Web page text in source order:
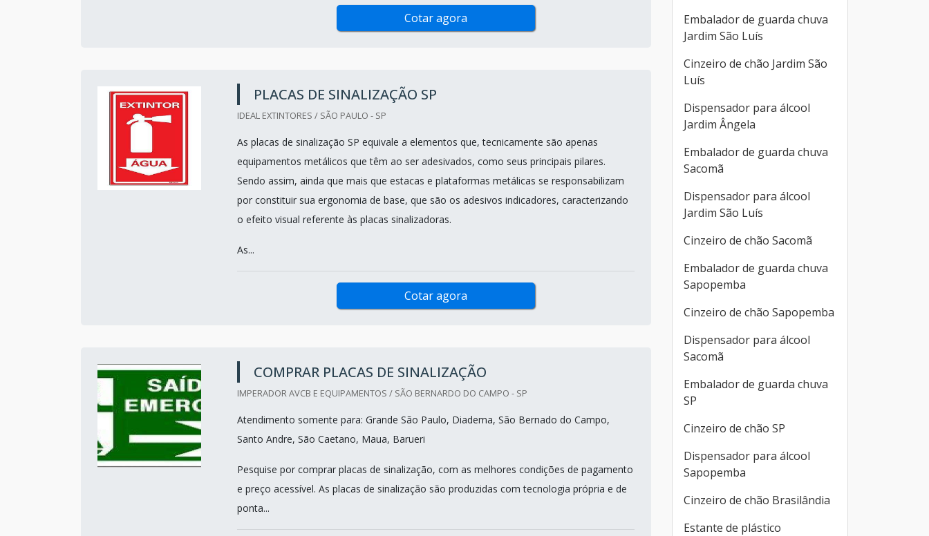
Cotar agora
PLACAS DE SINALIZAÇÃO SP
IDEAL EXTINTORES / SÃO PAULO - SP
As placas de sinalização SP equivale a elementos que, tecnicamente são apenas
equipamentos metálicos que têm ao ser adesivados, como seus principais pilares.
Sendo assim, ainda que mais que estacas e plataformas metálicas se responsabilizam
por constituir sua ergonomia de base, que são os adesivos indicadores, caracterizando
o efeito visual referente às placas sinalizadoras.
As...
Cotar agora
COMPRAR PLACAS DE SINALIZAÇÃO
IMPERADOR AVCB E EQUIPAMENTOS / SÃO BERNARDO DO CAMPO - SP
Atendimento somente para: Grande São Paulo, Diadema, São Bernado do Campo,
Santo Andre, São Caetano, Maua, Barueri
Pesquise por comprar placas de sinalização, com as melhores condições de pagamento
e preço acessível. As placas de sinalização são produzidas com tecnologia própria e de
ponta...
Embalador de guarda chuva
Jardim São Luís
Cinzeiro de chão Jardim São
Luís
Dispensador para álcool
Jardim Ângela
Embalador de guarda chuva
Sacomã
Dispensador para álcool
Jardim São Luís
Cinzeiro de chão Sacomã
Embalador de guarda chuva
Sapopemba
Cinzeiro de chão Sapopemba
Dispensador para álcool
Sacomã
Embalador de guarda chuva
SP
Cinzeiro de chão SP
Dispensador para álcool
Sapopemba
Cinzeiro de chão Brasilândia
Estante de plástico